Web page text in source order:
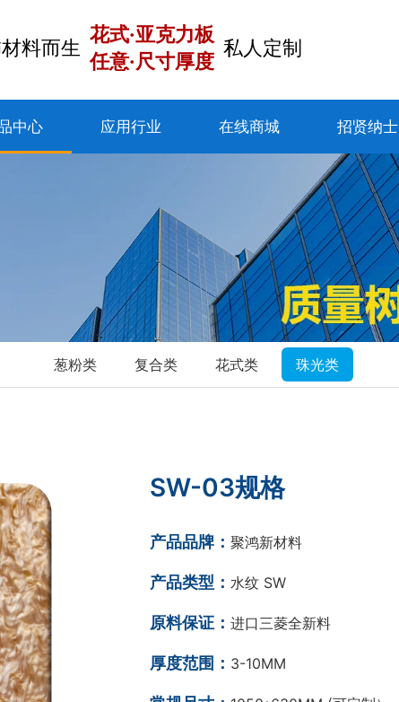
料而生
花式·亚克力板
任意·尺寸厚度
私人定制
中心 应用行业 在线商城 招贤纳士
葱粉类 复合类 花式类 珠光类
SW-03规格
产品品牌： 聚鸿新材料
产品类型： 水纹 SW
原料保证： 进口三菱全新料
厚度范围： 3-10MM